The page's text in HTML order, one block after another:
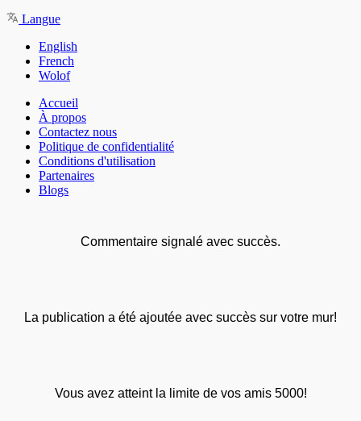
Langue
English
French
Wolof
Accueil
À propos
Contactez nous
Politique de confidentialité
Conditions d'utilisation
Partenaires
Blogs
Commentaire signalé avec succès.
La publication a été ajoutée avec succès sur votre mur!
Vous avez atteint la limite de vos amis 5000!